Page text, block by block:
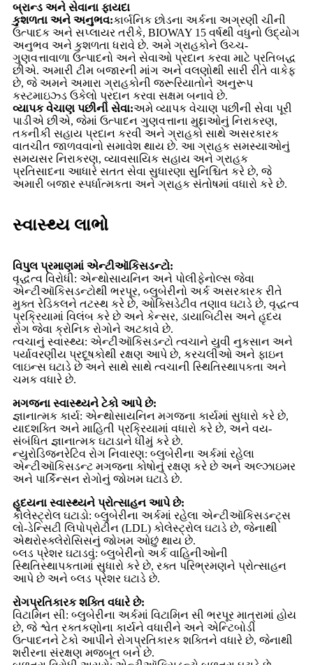
બ્રાન્ડ અને સેવાના ફાયદા
કુશળતા અને અનુભવ:કાર્બનિક છોડના અર્કના અગ્રણી ચીની
ઉત્પાદક અને સપ્લાયર તરીકે, BIOWAY 15 વર્ષથી વધુનો ઉદ્યોગ
અનુભવ અને કુશળતા ધરાવે છે. અમે ગ્રાહકોને ઉચ્ચ-
ગુણવત્તાવાળા ઉત્પાદનો અને સેવાઓ પ્રદાન કરવા માટે પ્રતિબદ્ધ
છીએ. અમારી ટીમ બજારની માંગ અને વલણોથી સારી રીતે વાકેફ
છે, જે અમને અમારા ગ્રાહકોની જરૂરિયાતોને અનુરૂપ
કસ્ટમાઇઝ્ડ ઉકેલો પ્રદાન કરવા સક્ષમ બનાવે છે.
વ્યાપક વેચાણ પછીની સેવા:અમે વ્યાપક વેચાણ પછીની સેવા પૂરી
પાડીએ છીએ, જેમાં ઉત્પાદન ગુણવત્તાના મુદ્દાઓનું નિરાકરણ,
તકનીકી સહાય પ્રદાન કરવી અને ગ્રાહકો સાથે અસરકારક
વાતચીત જાળવવાનો સમાવેશ થાય છે. આ ગ્રાહક સમસ્યાઓનું
સમયસર નિરાકરણ, વ્યાવસાયિક સહાય અને ગ્રાહક
પ્રતિસાદના આધારે સતત સેવા સુધારણા સુનિશ્ચિત કરે છે, જે
અમારી બજાર સ્પર્ધાત્મકતા અને ગ્રાહક સંતોષમાં વધારો કરે છે.
સ્વાસ્થ્ય લાભો
વિપુલ પ્રમાણમાં એન્ટીઑકિસડન્ટો:
વૃદ્ધત્વ વિરોધી: એન્થોસાયનિન અને પોલીફેનોલ્સ જેવા
એન્ટીઑકિસડન્ટોથી ભરપૂર, બ્લુબેરીનો અર્ક અસરકારક રીતે
મુક્ત રેડિકલને તટસ્થ કરે છે, ઓક્સિડેટીવ તણાવ ઘટાડે છે, વૃદ્ધત્વ
પ્રક્રિયામાં વિલંબ કરે છે અને કેન્સર, ડાયાબિટીસ અને હૃદય
રોગ જેવા ક્રોનિક રોગોને અટકાવે છે.
ત્વચાનું સ્વાસ્થ્ય: એન્ટીઑકિસડન્ટો ત્વચાને યુવી નુકસાન અને
પર્યાવરણીય પ્રદૂષકોથી રક્ષણ આપે છે, કરચલીઓ અને ફાઇન
લાઇન્સ ઘટાડે છે અને સાથે સાથે ત્વચાની સ્થિતિસ્થાપકતા અને
ચમક વધારે છે.
મગજના સ્વાસ્થ્યને ટેકો આપે છે:
જ્ઞાનાત્મક કાર્ય: એન્થોસાયનિન મગજના કાર્યમાં સુધારો કરે છે,
યાદશક્તિ અને માહિતી પ્રક્રિયામાં વધારો કરે છે, અને વય-
સંબંધિત જ્ઞાનાત્મક ઘટાડાને ધીમું કરે છે.
ન્યુરોડિજનરેટિવ રોગ નિવારણ: બ્લુબેરીના અર્કમાં રહેલા
એન્ટીઑકિસડન્ટ મગજના કોષોનું રક્ષણ કરે છે અને અલ્ઝાઇમર
અને પાર્કિન્સન રોગોનું જોખમ ઘટાડે છે.
હૃદયના સ્વાસ્થ્યને પ્રોત્સાહન આપે છે:
કોલેસ્ટ્રોલ ઘટાડો: બ્લુબેરીના અર્કમાં રહેલા એન્ટીઑકિસડન્ટ્સ
લો-ડેન્સિટી લિપોપ્રોટીન (LDL) કોલેસ્ટ્રોલ ઘટાડે છે, જેનાથી
એથરોસ્ક્લેરોસિસનું જોખમ ઓછું થાય છે.
બ્લડ પ્રેશર ઘટાડવું: બ્લુબેરીનો અર્ક વાહિનીઓની
સ્થિતિસ્થાપકતામાં સુધારો કરે છે, રક્ત પરિભ્રમણને પ્રોત્સાહન
આપે છે અને બ્લડ પ્રેશર ઘટાડે છે.
રોગપ્રતિકારક શક્તિ વધારે છે:
વિટામિન સી: બ્લુબેરીના અર્કમાં વિટામિન સી ભરપૂર માત્રામાં હોય
છે, જે શ્વેત રક્તકણોના કાર્યને વધારીને અને એન્ટિબોડી
ઉત્પાદનને ટેકો આપીને રોગપ્રતિકારક શક્તિને વધારે છે, જેનાથી
શરીરના સંરક્ષણ મજબૂત બને છે.